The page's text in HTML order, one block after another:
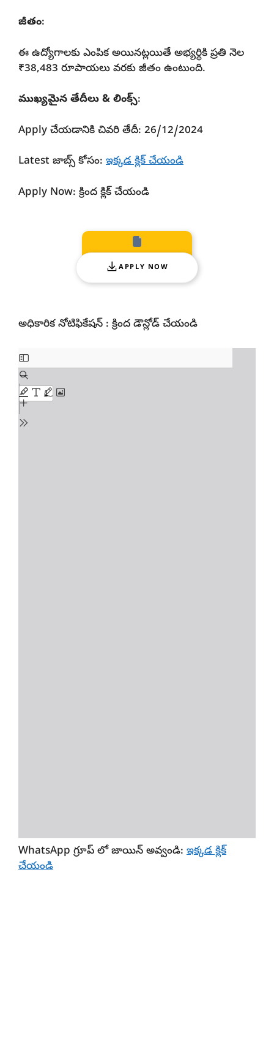
జీతం:
ఈ ఉద్యోగాలకు ఎంపిక అయినట్లయితే అభ్యర్థికి ప్రతి నెల
₹38,483 రూపాయలు వరకు జీతం ఉంటుంది.
ముఖ్యమైన తేదీలు & లింక్స్:
Apply చేయడానికి చివరి తేదీ: 26/12/2024
Latest జాబ్స్ కోసం: ఇక్కడ క్లిక్ చేయండి
Apply Now: క్రింద క్లిక్ చేయండి
APPLY NOW
అధికారిక నోటిఫికేషన్ : క్రింద డౌన్లోడ్ చేయండి
Skip
to
PDF
content
WhatsApp గ్రూప్ లో జాయిన్ అవ్వండి: ఇక్కడ క్లిక్
చేయండి